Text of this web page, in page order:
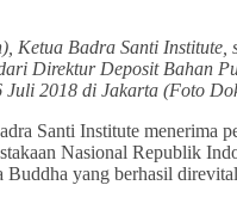
Ketua Badra Santi Institute,
Direktur Deposit Bahan
2018 di Jakarta (Foto
Santi Institute menerima
Nasional Republik
yang berhasil